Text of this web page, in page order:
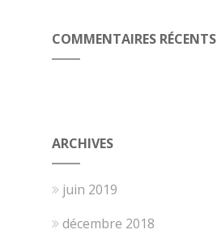
COMMENTAIRES RÉCENTS
ARCHIVES
juin 2019
décembre 2018